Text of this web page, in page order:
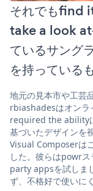
それでもfind
take a look at
ているサング
を持っている
地元の見本市や工芸
rbiashadesはオンラ
required the ability
基づいたデザインを
Visual Composerは
した。彼らはpowr
party appsを試しま
ず、不格好で使いに